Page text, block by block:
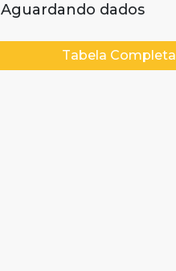
Aguardando dados
Tabela Completa